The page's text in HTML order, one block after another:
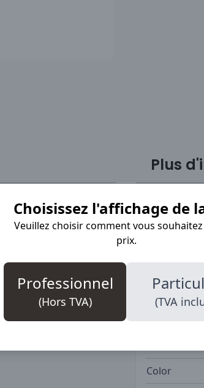
Choisissez l'affichage de
Veuillez choisir comment vous
prix.
Professionnel
(Hors TVA) (TVA
usage intensif.
perforation en acier.
Dual et le
antidérapante en
du marché
Plus
SKU
Color